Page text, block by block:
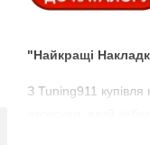
"Найкращі
З Tuning911